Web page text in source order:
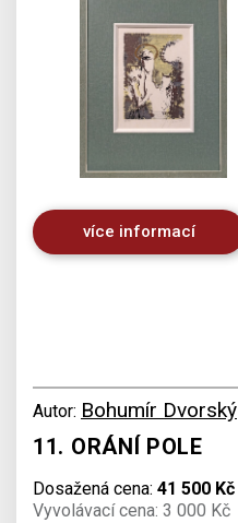
více informací
Autor: Bohumír Dvorský
11. ORÁNÍ POLE
Dosažená cena: 41 500 Kč
Vyvolávací cena: 3 000 Kč